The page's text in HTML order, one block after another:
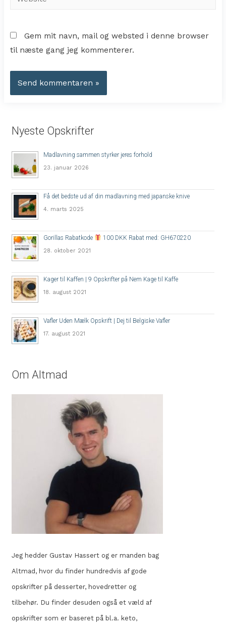
Gem mit navn, mail og websted i denne browser
til næste gang jeg kommenterer.
Nyeste Opskrifter
Madlavning sammen styrker jeres forhold
23. januar 2026
Få det bedste ud af din madlavning med japanske knive
4. marts 2025
Gorillas Rabatkode 100 DKK Rabat med: GH670220
28. oktober 2021
Kager til Kaffen | 9 Opskrifter på Nem Kage til Kaffe
18. august 2021
Vafler Uden Mælk Opskrift | Dej til Belgiske Vafler
17. august 2021
Om Altmad
Jeg hedder Gustav Hassert og er manden bag
Altmad, hvor du finder hundredvis af gode
opskrifter på desserter, hovedretter og
tilbehør. Du finder desuden også et væld af
opskrifter som er baseret på bl.a. keto,